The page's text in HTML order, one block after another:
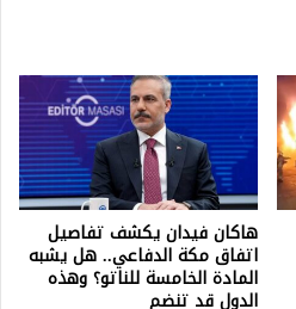
هاكان فيدان يكشف تفاصيل
اتفاق مكة الدفاعي.. هل يشبه
المادة الخامسة للناتو؟ وهذه
الدول قد تنضم